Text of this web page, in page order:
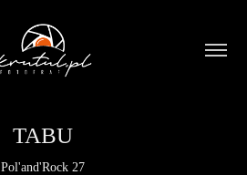
TABU
Pol'and'Rock 27